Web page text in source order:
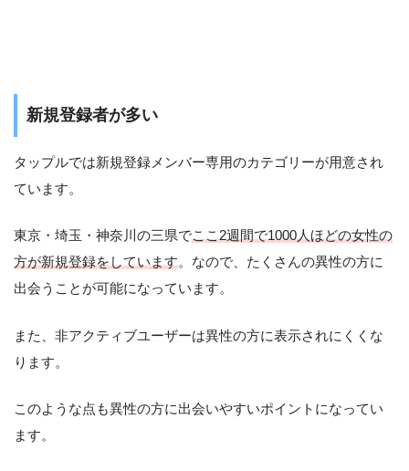
新規登録者が多い
タップルでは新規登録メンバー専用のカテゴリーが用意され
ています。
東京・埼玉・神奈川の三県でここ2週間で1000人ほどの女性の
方が新規登録をしています。なので、たくさんの異性の方に
出会うことが可能になっています。
また、非アクティブユーザーは異性の方に表示されにくくな
ります。
このような点も異性の方に出会いやすいポイントになってい
ます。